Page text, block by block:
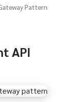
Pattern
API